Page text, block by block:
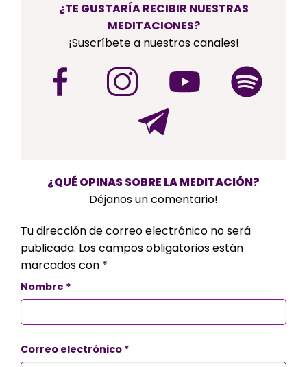
¿TE GUSTARÍA RECIBIR NUESTRAS
MEDITACIONES?
¡Suscríbete a nuestros canales!
¿QUÉ OPINAS SOBRE LA MEDITACIÓN?
Déjanos un comentario!
Tu dirección de correo electrónico no será
publicada. Los campos obligatorios están
marcados con *
Nombre *
Correo electrónico *